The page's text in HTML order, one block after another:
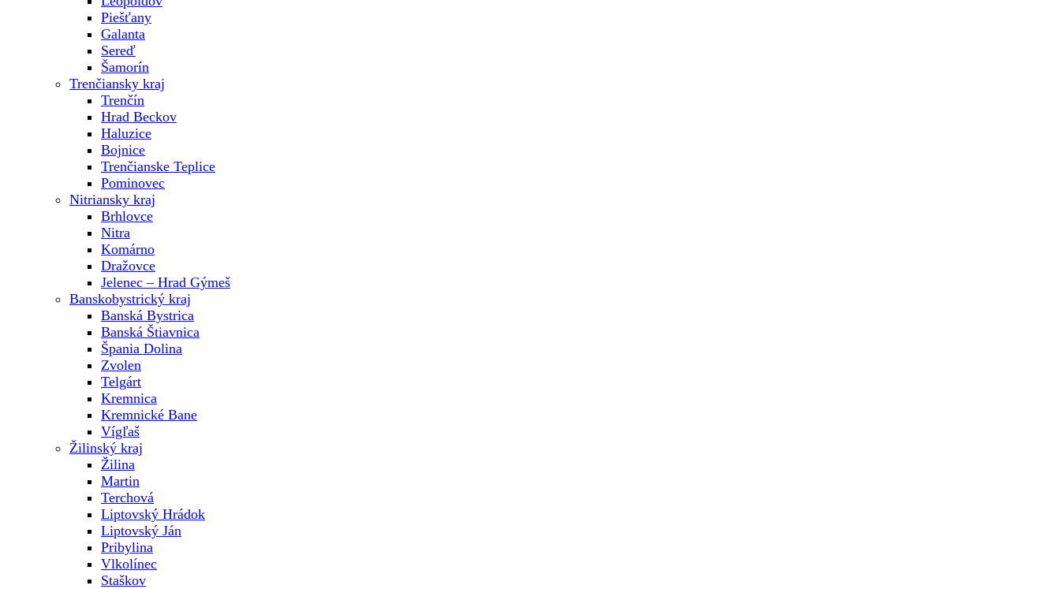
Piešťany
Galanta
Sereď
Šamorín
Trenčiansky kraj
Trenčín
Hrad Beckov
Haluzice
Bojnice
Trenčianske Teplice
Pominovec
Nitriansky kraj
Brhlovce
Nitra
Komárno
Dražovce
Jelenec – Hrad Gýmeš
Banskobystrický kraj
Banská Bystrica
Banská Štiavnica
Špania Dolina
Zvolen
Telgárt
Kremnica
Kremnické Bane
Vígľaš
Žilinský kraj
Žilina
Martin
Terchová
Liptovský Hrádok
Liptovský Ján
Pribylina
Vlkolínec
Staškov